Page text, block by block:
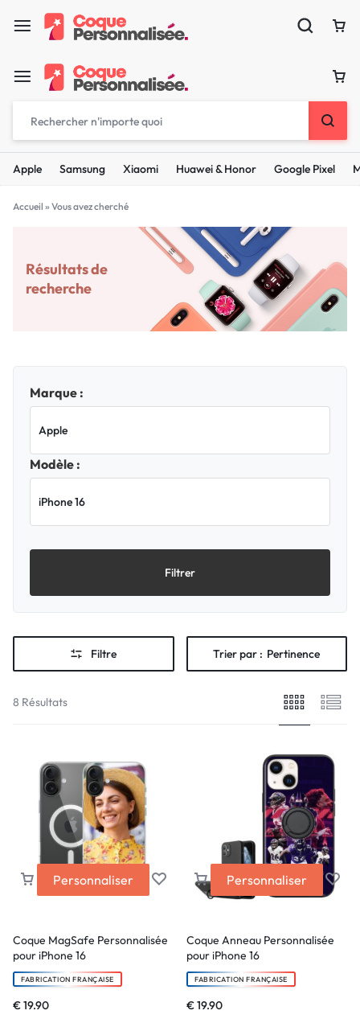
Apple Samsung Xiaomi Huawei & Honor Google Pixel
Accueil » Vous avez cherché
Résultats de
recherche
Marque :
Modèle :
Filtrer
Filtre Trier par : Pertinence
8 Résultats
Personnaliser
Coque MagSafe Personnalisée
pour iPhone 16
FABRICATION FRANÇAISE
€19.90
Personnaliser
Coque Anneau Personnalisée
pour iPhone 16
FABRICATION FRANÇAISE
€19.90